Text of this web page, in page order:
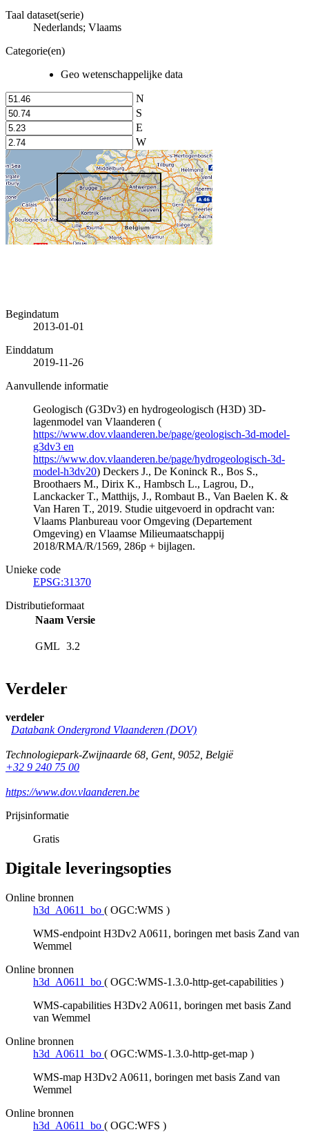
Taal dataset(serie)
Nederlands; Vlaams
Categorie(en)
Geo wetenschappelijke data
N
S
E
W
Begindatum
2013-01-01
Einddatum
2019-11-26
Aanvullende informatie
Geologisch (G3Dv3) en hydrogeologisch (H3D) 3D-
lagenmodel van Vlaanderen (
https://www.dov.vlaanderen.be/page/geologisch-3d-model-
g3dv3 en
https://www.dov.vlaanderen.be/page/hydrogeologisch-3d-
model-h3dv20) Deckers J., De Koninck R., Bos S.,
Broothaers M., Dirix K., Hambsch L., Lagrou, D.,
Lanckacker T., Matthijs, J., Rombaut B., Van Baelen K. &
Van Haren T., 2019. Studie uitgevoerd in opdracht van:
Vlaams Planbureau voor Omgeving (Departement
Omgeving) en Vlaamse Milieumaatschappij
2018/RMA/R/1569, 286p + bijlagen.
Unieke code
EPSG:31370
Distributieformaat
Naam Versie
GML 3.2
Verdeler
verdeler
Databank Ondergrond Vlaanderen (DOV)
Technologiepark-Zwijnaarde 68, Gent, 9052, België
+32 9 240 75 00
https://www.dov.vlaanderen.be
Prijsinformatie
Gratis
Digitale leveringsopties
Online bronnen
h3d_A0611_bo ( OGC:WMS )
WMS-endpoint H3Dv2 A0611, boringen met basis Zand van
Wemmel
Online bronnen
h3d_A0611_bo ( OGC:WMS-1.3.0-http-get-capabilities )
WMS-capabilities H3Dv2 A0611, boringen met basis Zand
van Wemmel
Online bronnen
h3d_A0611_bo ( OGC:WMS-1.3.0-http-get-map )
WMS-map H3Dv2 A0611, boringen met basis Zand van
Wemmel
Online bronnen
h3d_A0611_bo ( OGC:WFS )